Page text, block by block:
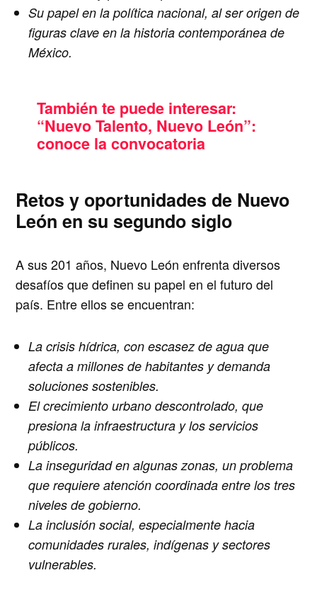
Su papel en la política nacional, al ser origen de
figuras clave en la historia contemporánea de
México.
También te puede interesar:
“Nuevo Talento, Nuevo León”:
conoce la convocatoria
Retos y oportunidades de Nuevo
León en su segundo siglo
A sus 201 años, Nuevo León enfrenta diversos
desafíos que definen su papel en el futuro del
país. Entre ellos se encuentran:
La crisis hídrica, con escasez de agua que
afecta a millones de habitantes y demanda
soluciones sostenibles.
El crecimiento urbano descontrolado, que
presiona la infraestructura y los servicios
públicos.
La inseguridad en algunas zonas, un problema
que requiere atención coordinada entre los tres
niveles de gobierno.
La inclusión social, especialmente hacia
comunidades rurales, indígenas y sectores
vulnerables.